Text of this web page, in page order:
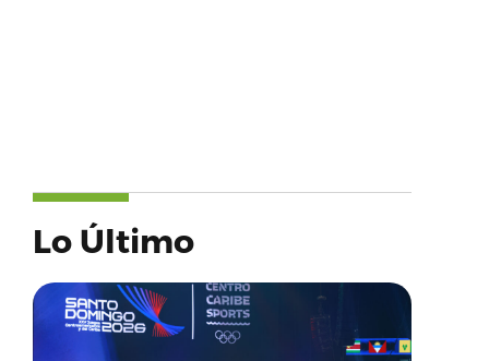
Lo Último